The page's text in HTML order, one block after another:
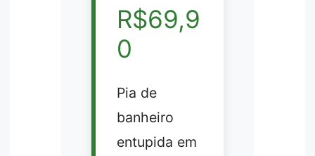
R$69,9
0
Pia de
banheiro
entupida em